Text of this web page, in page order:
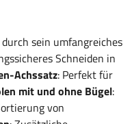
sein umfangreiches
Schneiden in
Achssatz: Perfekt für
mit und ohne Bügel:
von